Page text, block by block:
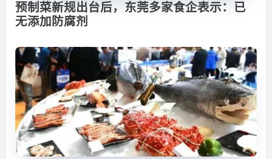
预制菜新规出台后，东莞多家食企表示：已
无添加防腐剂